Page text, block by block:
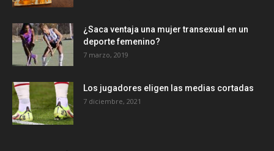
¿Saca ventaja una mujer transexual en un
deporte femenino?
7 marzo, 2019
Los jugadores eligen las medias cortadas
7 diciembre, 2021